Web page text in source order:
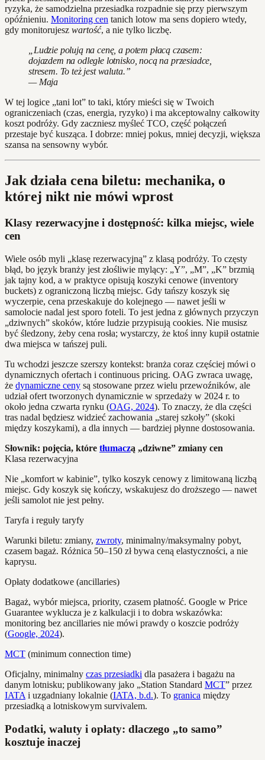
ryzyka, że samodzielna przesiadka rozpadnie się przy pierwszym
opóźnieniu. Monitoring cen tanich lotow ma sens dopiero wtedy,
gdy monitorujesz wartość, a nie tylko liczbę.
„Ludzie polują na cenę, a potem płacą czasem:
dojazdem na odległe lotnisko, nocą na przesiadce,
stresem. To też jest waluta.”
— Maja
W tej logice „tani lot” to taki, który mieści się w Twoich
ograniczeniach (czas, energia, ryzyko) i ma akceptowalny całkowity
koszt podróży. Gdy zaczniesz myśleć TCO, część połączeń
przestaje być kusząca. I dobrze: mniej pokus, mniej decyzji, większa
szansa na sensowny wybór.
Jak działa cena biletu: mechanika, o
której nikt nie mówi wprost
Klasy rezerwacyjne i dostępność: kilka miejsc, wiele
cen
Wiele osób myli „klasę rezerwacyjną” z klasą podróży. To częsty
błąd, bo język branży jest złośliwie mylący: „Y”, „M”, „K” brzmią
jak tajny kod, a w praktyce opisują koszyki cenowe (inventory
buckets) z ograniczoną liczbą miejsc. Gdy tańszy koszyk się
wyczerpie, cena przeskakuje do kolejnego — nawet jeśli w
samolocie nadal jest sporo foteli. To jest jedna z głównych przyczyn
„dziwnych” skoków, które ludzie przypisują cookies. Nie musisz
być śledzony, żeby cena rosła; wystarczy, że ktoś inny kupił ostatnie
dwa miejsca w tańszej puli.
Tu wchodzi jeszcze szerszy kontekst: branża coraz częściej mówi o
dynamicznych ofertach i continuous pricing. OAG zwraca uwagę,
że dynamiczne ceny są stosowane przez wielu przewoźników, ale
udział ofert tworzonych dynamicznie w sprzedaży w 2024 r. to
około jedna czwarta rynku (OAG, 2024). To znaczy, że dla części
tras nadal będziesz widzieć zachowania „starej szkoły” (skoki
między koszykami), a dla innych — bardziej płynne dostosowania.
Słownik: pojęcia, które tłumaczą „dziwne” zmiany cen
Klasa rezerwacyjna
Nie „komfort w kabinie”, tylko koszyk cenowy z limitowaną liczbą
miejsc. Gdy koszyk się kończy, wskakujesz do droższego — nawet
jeśli samolot nie jest pełny.
Taryfa i reguły taryfy
Warunki biletu: zmiany, zwroty, minimalny/maksymalny pobyt,
czasem bagaż. Różnica 50–150 zł bywa ceną elastyczności, a nie
kaprysu.
Opłaty dodatkowe (ancillaries)
Bagaż, wybór miejsca, priority, czasem płatność. Google w Price
Guarantee wyklucza je z kalkulacji i to dobra wskazówka:
monitoring bez ancillaries nie mówi prawdy o koszcie podróży
(Google, 2024).
MCT (minimum connection time)
Oficjalny, minimalny czas przesiadki dla pasażera i bagażu na
danym lotnisku; publikowany jako „Station Standard MCT” przez
IATA i uzgadniany lokalnie (IATA, b.d.). To granica między
przesiadką a lotniskowym survivalem.
Podatki, waluty i opłaty: dlaczego „to samo”
kosztuje inaczej